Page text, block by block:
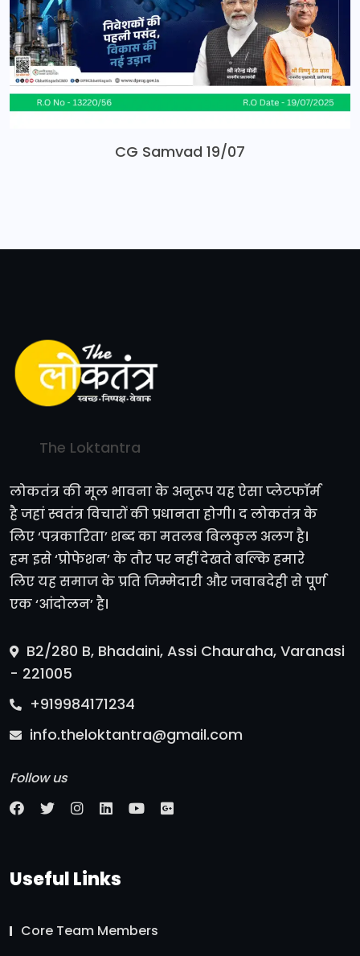
CG Samvad 19/07
The Loktantra
लोकतंत्र की मूल भावना के अनुरूप यह ऐसा प्लेटफॉर्म
है जहां स्वतंत्र विचारों की प्रधानता होगी। द लोकतंत्र के
लिए ‘पत्रकारिता’ शब्द का मतलब बिलकुल अलग है।
हम इसे ‘प्रोफेशन’ के तौर पर नहीं देखते बल्कि हमारे
लिए यह समाज के प्रति जिम्मेदारी और जवाबदेही से पूर्ण
एक ‘आंदोलन’ है।
B2/280 B, Bhadaini, Assi Chauraha, Varanasi
- 221005
+919984171234
info.theloktantra@gmail.com
Follow us
Useful Links
Core Team Members